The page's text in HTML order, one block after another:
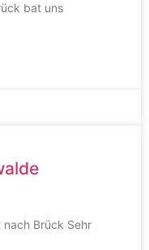
bat uns
Brück Sehr